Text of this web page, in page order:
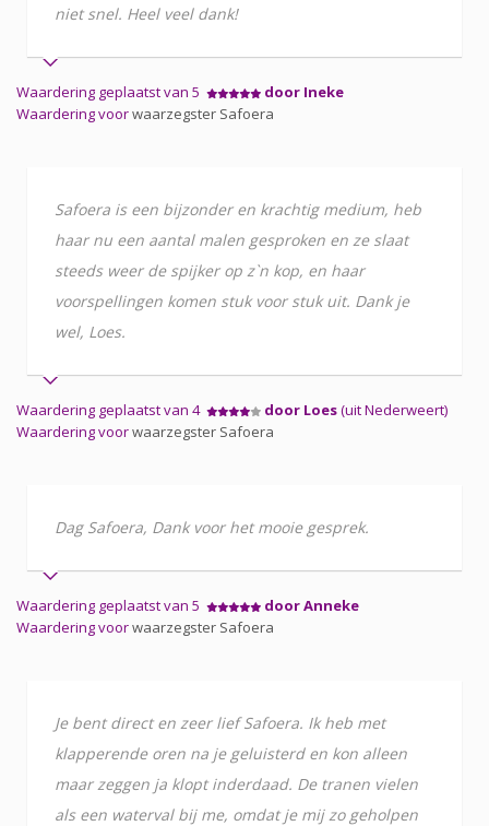
niet snel. Heel veel dank!
Waardering geplaatst van 5
door Ineke
Waardering voorwaarzegster Safoera
Safoera is een bijzonder en krachtig medium, heb
haar nu een aantal malen gesproken en ze slaat
steeds weer de spijker op z`n kop, en haar
voorspellingen komen stuk voor stuk uit. Dank je
wel, Loes.
Waardering geplaatst van 4 door Loes(uit Nederweert)
Waardering voorwaarzegster Safoera
Dag Safoera, Dank voor het mooie gesprek.
Waardering geplaatst van 5
door Anneke
Waardering voorwaarzegster Safoera
Je bent direct en zeer lief Safoera. Ik heb met
klapperende oren na je geluisterd en kon alleen
maar zeggen ja klopt inderdaad. De tranen vielen
als een waterval bij me, omdat je mij zo geholpen